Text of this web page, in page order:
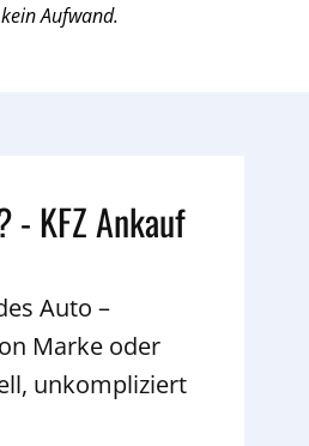
Aufwand.
- KFZ Ankauf
Auto –
Marke oder
unkompliziert